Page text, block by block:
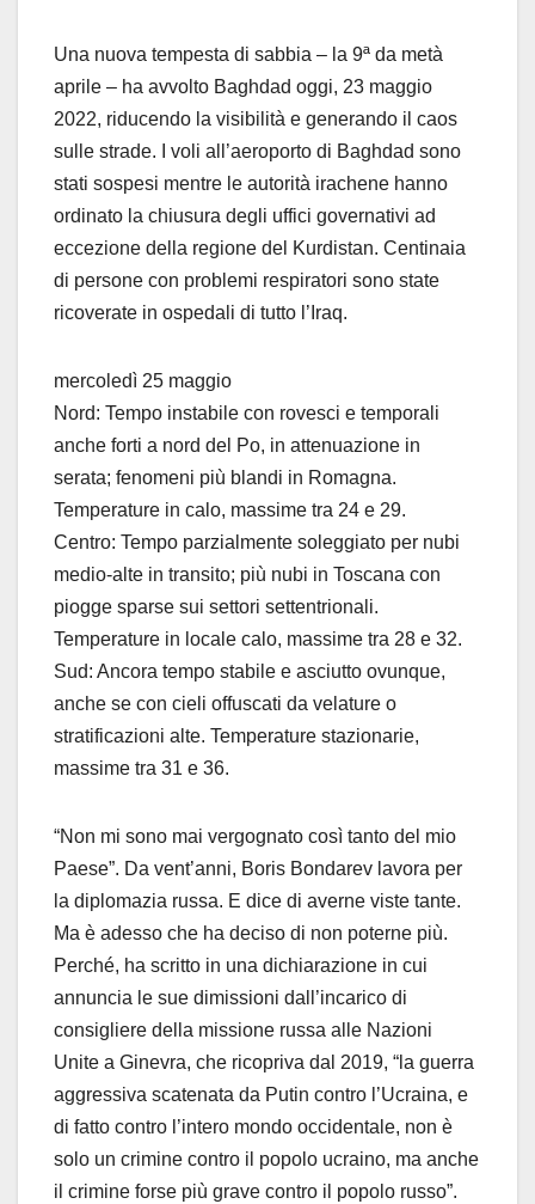
Una nuova tempesta di sabbia – la 9ª da metà
aprile – ha avvolto Baghdad oggi, 23 maggio
2022, riducendo la visibilità e generando il caos
sulle strade. I voli all’aeroporto di Baghdad sono
stati sospesi mentre le autorità irachene hanno
ordinato la chiusura degli uffici governativi ad
eccezione della regione del Kurdistan. Centinaia
di persone con problemi respiratori sono state
ricoverate in ospedali di tutto l’Iraq.
mercoledì 25 maggio
Nord: Tempo instabile con rovesci e temporali
anche forti a nord del Po, in attenuazione in
serata; fenomeni più blandi in Romagna.
Temperature in calo, massime tra 24 e 29.
Centro: Tempo parzialmente soleggiato per nubi
medio-alte in transito; più nubi in Toscana con
piogge sparse sui settori settentrionali.
Temperature in locale calo, massime tra 28 e 32.
Sud: Ancora tempo stabile e asciutto ovunque,
anche se con cieli offuscati da velature o
stratificazioni alte. Temperature stazionarie,
massime tra 31 e 36.
“Non mi sono mai vergognato così tanto del mio
Paese”. Da vent’anni, Boris Bondarev lavora per
la diplomazia russa. E dice di averne viste tante.
Ma è adesso che ha deciso di non poterne più.
Perché, ha scritto in una dichiarazione in cui
annuncia le sue dimissioni dall’incarico di
consigliere della missione russa alle Nazioni
Unite a Ginevra, che ricopriva dal 2019, “la guerra
aggressiva scatenata da Putin contro l’Ucraina, e
di fatto contro l’intero mondo occidentale, non è
solo un crimine contro il popolo ucraino, ma anche
il crimine forse più grave contro il popolo russo”.